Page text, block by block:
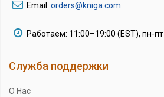
Email: orders@kniga.com
Работаем: 11:00–19:00 (EST), пн-пт
Служба поддержки
О Нас